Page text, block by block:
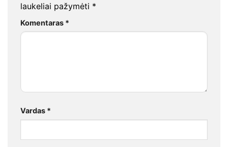
laukeliai pažymėti *
Komentaras *
Vardas *